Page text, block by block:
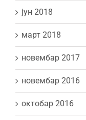
јун 2018
март 2018
новембар 2017
новембар 2016
октобар 2016